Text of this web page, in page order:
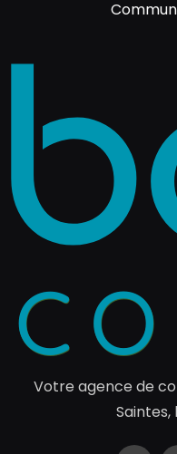
Votre agence de
Saintes,